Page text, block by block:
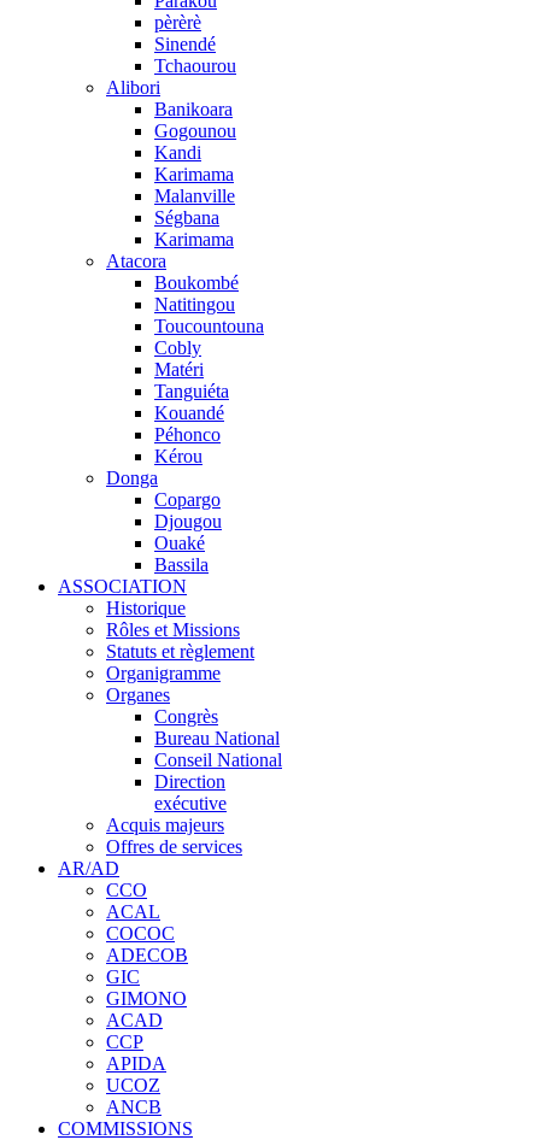
pèrèrè
Sinendé
Tchaourou
Alibori
Banikoara
Gogounou
Kandi
Karimama
Malanville
Ségbana
Karimama
Atacora
Boukombé
Natitingou
Toucountouna
Cobly
Matéri
Tanguiéta
Kouandé
Péhonco
Kérou
Donga
Copargo
Djougou
Ouaké
Bassila
ASSOCIATION
Historique
Rôles et Missions
Statuts et règlement
Organigramme
Organes
Congrès
Bureau National
Conseil National
Direction
exécutive
Acquis majeurs
Offres de services
AR/AD
CCO
ACAL
COCOC
ADECOB
GIC
GIMONO
ACAD
CCP
APIDA
UCOZ
ANCB
COMMISSIONS